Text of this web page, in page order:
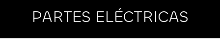
PARTES ELÉCTRICAS